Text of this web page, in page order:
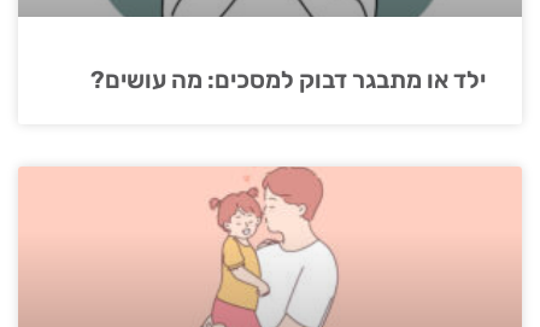
ילד או מתבגר דבוק למסכים: מה עושים?